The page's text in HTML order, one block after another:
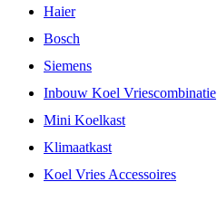
Haier
Bosch
Siemens
Inbouw Koel Vriescombinatie
Mini Koelkast
Klimaatkast
Koel Vries Accessoires